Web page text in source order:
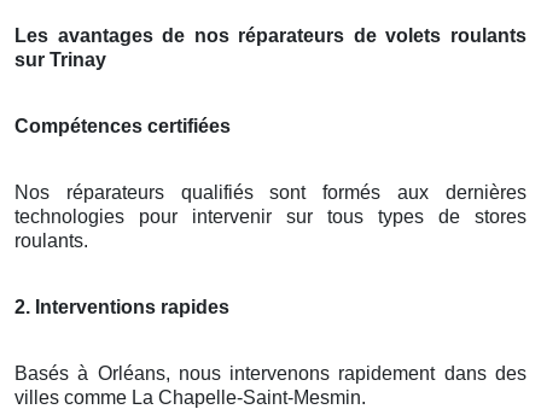
Les avantages de nos réparateurs de volets roulants
sur Trinay
Compétences certifiées
Nos réparateurs qualifiés sont formés aux dernières
technologies pour intervenir sur tous types de stores
roulants.
2. Interventions rapides
Basés à Orléans, nous intervenons rapidement dans des
villes comme La Chapelle-Saint-Mesmin.